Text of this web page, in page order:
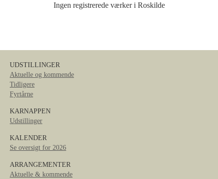
Ingen registrerede værker i Roskilde
UDSTILLINGER
Aktuelle og kommende
Tidligere
Fyrtårne
KARNAPPEN
Udstillinger
KALENDER
Se oversigt for 2026
ARRANGEMENTER
Aktuelle & kommende